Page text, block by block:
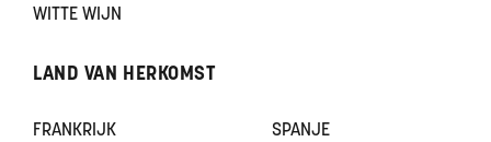
WITTE WIJN
LAND VAN HERKOMST
FRANKRIJK SPANJE